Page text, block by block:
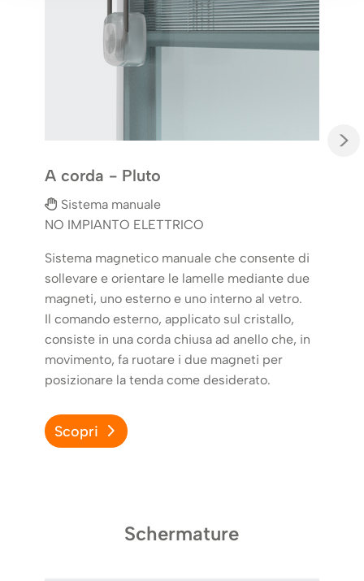
A corda - Pluto
Sistema manuale
NO IMPIANTO ELETTRICO
Sistema magnetico manuale che consente di
sollevare e orientare le lamelle mediante due
magneti, uno esterno e uno interno al vetro.
Il comando esterno, applicato sul cristallo,
consiste in una corda chiusa ad anello che, in
movimento, fa ruotare i due magneti per
posizionare la tenda come desiderato.
scopri
>
Schermature